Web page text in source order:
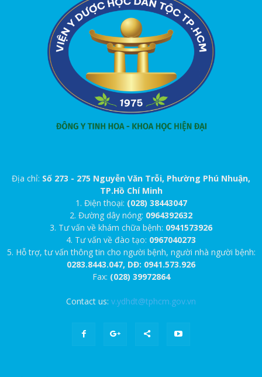
Địa chỉ: Số 273 - 275 Nguyễn Văn Trỗi, Phường Phú Nhuận,
TP.Hồ Chí Minh
1. Điện thoại: (028) 38443047
2. Đường dây nóng: 0964392632
3. Tư vấn về khám chữa bệnh: 0941573926
4. Tư vấn về đào tạo: 0967040273
5. Hỗ trợ, tư vấn thông tin cho người bệnh, người nhà người bệnh:
0283.8443.047, DĐ: 0941.573.926
Fax: (028) 39972864
Contact us: v.ydhdt@tphcm.gov.vn